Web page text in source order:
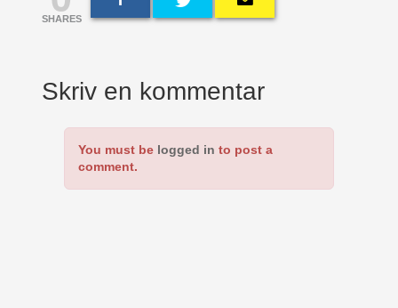
SHARES
Skriv en kommentar
You must be logged in to post a
comment.